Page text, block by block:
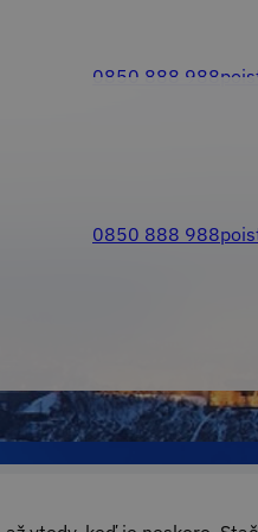
0850 888 988
0850 888 988